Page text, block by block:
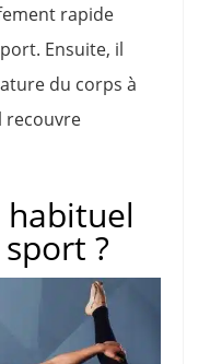
rapide
Ensuite, il
du corps à
recouvre
?